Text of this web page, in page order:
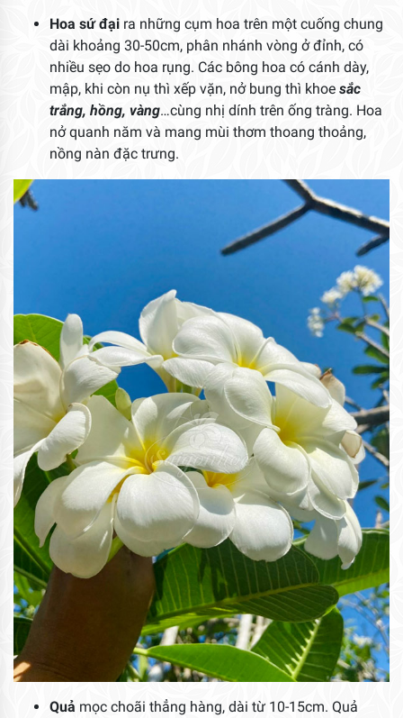
Hoa sứ đại ra những cụm hoa trên một cuống chung
dài khoảng 30-50cm, phân nhánh vòng ở đỉnh, có
nhiều sẹo do hoa rụng. Các bông hoa có cánh dày,
mập, khi còn nụ thì xếp vặn, nở bung thì khoe sắc
trắng, hồng, vàng…cùng nhị dính trên ống tràng. Hoa
nở quanh năm và mang mùi thơm thoang thoảng,
nồng nàn đặc trưng.
Quả mọc choãi thẳng hàng, dài từ 10-15cm. Quả